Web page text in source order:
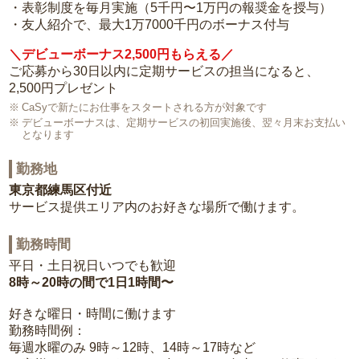
・表彰制度を毎月実施（5千円〜1万円の報奨金を授与）
・友人紹介で、最大1万7000千円のボーナス付与
＼デビューボーナス2,500円もらえる／
ご応募から30日以内に定期サービスの担当になると、
2,500円プレゼント
CaSyで新たにお仕事をスタートされる方が対象です
デビューボーナスは、定期サービスの初回実施後、翌々月末お支払い
となります
勤務地
東京都練馬区付近
サービス提供エリア内のお好きな場所で働けます。
勤務時間
平日・土日祝日いつでも歓迎
8時～20時の間で1日1時間〜
好きな曜日・時間に働けます
勤務時間例：
毎週水曜のみ 9時～12時、14時～17時など